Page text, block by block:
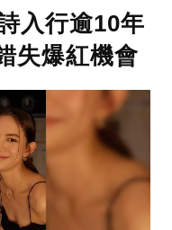
入行逾10年
失爆紅機會